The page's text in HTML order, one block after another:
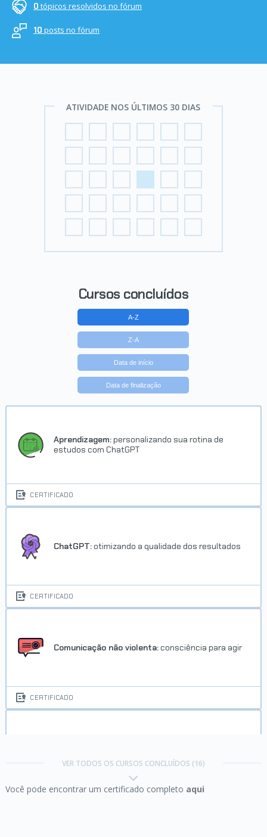
0 tópicos resolvidos no fórum
10 posts no fórum
ATIVIDADE NOS ÚLTIMOS 30 DIAS
Cursos concluídos
A-Z
Z-A
Data de início
Data de finalização
Aprendizagem: personalizando sua rotina de
estudos com ChatGPT
CERTIFICADO
ChatGPT: otimizando a qualidade dos resultados
CERTIFICADO
Comunicação não violenta: consciência para agir
CERTIFICADO
VER TODOS OS CURSOS CONCLUÍDOS (16)
Você pode encontrar um certificado completo aqui